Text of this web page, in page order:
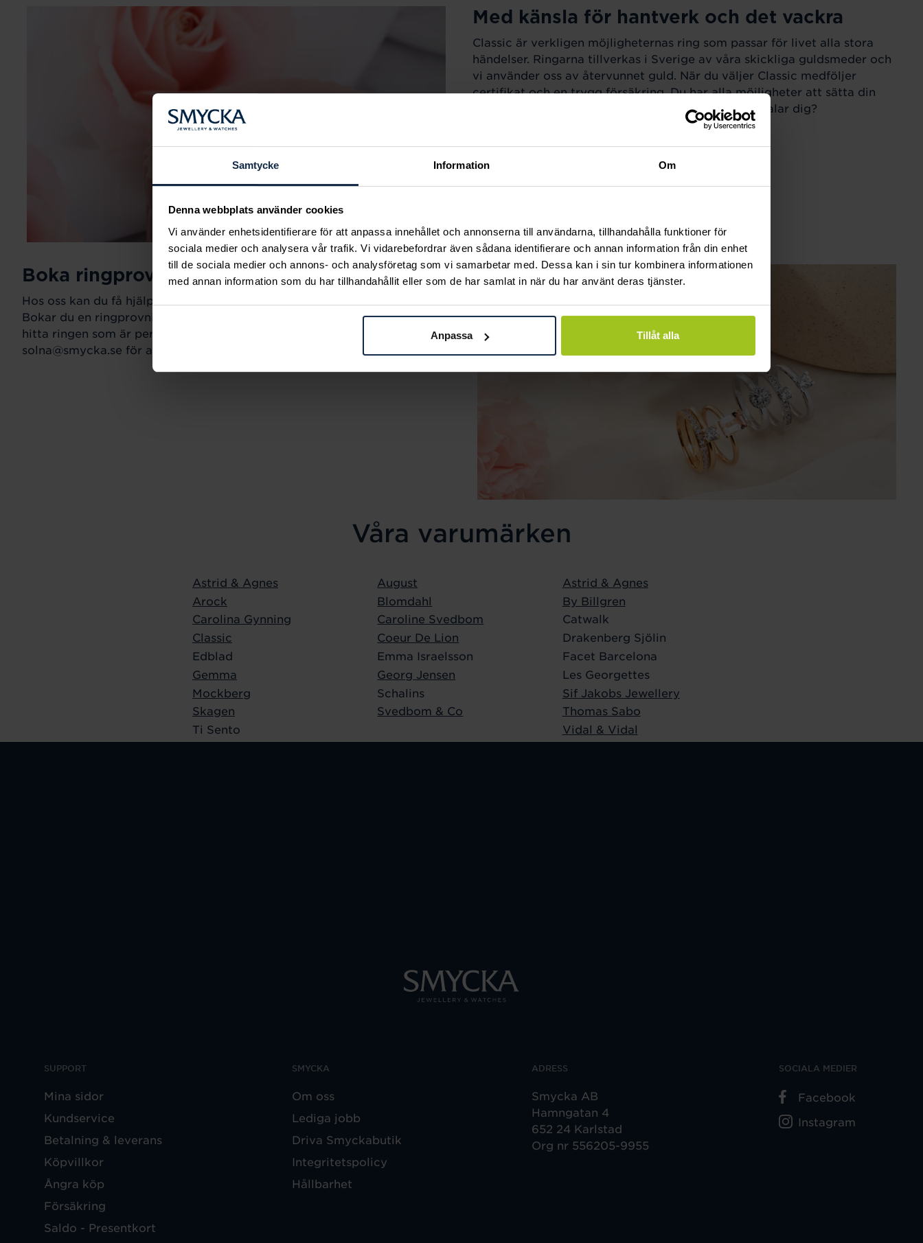
Samtycke Information Om
Denna webbplats använder cookies
Vi använder enhetsidentifierare för att anpassa innehållet och annonserna till användarna, tillhandahålla funktioner för
sociala medier och analysera vår trafik. Vi vidarebefordrar även sådana identifierare och annan information från din enhet
till de sociala medier och annons- och analysföretag som vi samarbetar med. Dessa kan i sin tur kombinera informationen
med annan information som du har tillhandahållit eller som de har samlat in när du har använt deras tjänster.
Anpassa Tillåt alla
Med känsla för hantverk och det vackra
Classic är verkligen möjligheternas ring som passar för livet alla stora
händelser. Ringarna tillverkas i Sverige av våra skickliga guldsmeder och
vi använder oss av återvunnet guld. När du väljer Classic medföljer
certifikat och en trygg försäkring. Du har alla möjligheter att sätta din
egen personliga prägel på din Classic-ring. Vad tilltalar dig?
Boka ringprovning
Hos oss kan du få hjälp att hitta just din drömring för varje tillfälle i livet.
Bokar du en ringprovning går vi gemensamt igenom sortimentet för att
hitta ringen som är perfekt för just din stil och smak. Maila oss på
solna@smycka.se för att boka tid.
Våra varumärken
Astrid & Agnes August
Astrid & Agnes
Arock
Blomdahl
By Billgren
Carolina Gynning
Caroline Svedbom
Catwalk
Classic
Coeur De Lion
Drakenberg Sjölin
Edblad
Emma Israelsson
Facet Barcelona
Gemma
Georg Jensen
Les Georgettes
Mockberg
Schalins
Sif Jakobs Jewellery
Skagen
Svedbom & Co
Thomas Sabo
Ti Sento
Vidal & Vidal
SUPPORT
Mina sidor
Kundservice
Betalning & leverans
Köpvillkor
Ångra köp
Försäkring
Saldo - Presentkort
SMYCKA
Om oss
Lediga jobb
Driva Smyckabutik
Integritetspolicy
Hållbarhet
ADRESS
Smycka AB
Hamngatan 4
652 24 Karlstad
Org nr 556205-9955
SOCIALA MEDIER
Facebook
Instagram